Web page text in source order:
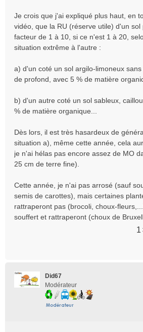
Je crois que j'ai expliqué plus haut, en
vidéo, que la RU (réserve utile) d'un sol
facteur de 1 à 10, si ce n'est 1 à 20,
situation extrême à l'autre :
a) d'un coté un sol argilo-limoneux
de profond, avec 5 % de matière
b) d'un autre coté un sol sableux,
% de matière organique...
Dès lors, il est très hasardeux de
situation a), même cette année, cela
je n'ai hélas pas encore assez de MO
25 cm de terre fine).
Cette année, je n'ai pas arrosé (sauf
semis de carottes), mais certaines
rattraperont pas (brocoli, choux-
souffert et rattraperont (choux de
1
Did67
Modérateur